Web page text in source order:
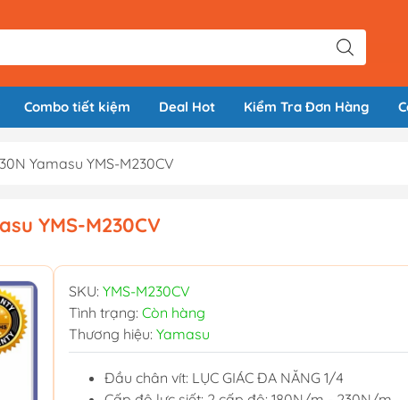
Combo tiết kiệm Deal Hot Kiểm Tra Đơn Hàng
Yamasu YMS-M230CV
YMS-M230CV
SKU: YMS-M230CV
Tình trạng: Còn hàng
Thương hiệu: Yamasu
Đầu chân vít: LỤC GIÁC ĐA NĂNG 1/4